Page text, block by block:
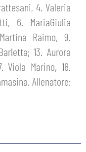
4. Valeria
6. MariaGiulia
Raimo, 9.
13. Aurora
Viola Marino, 18.
Allenatore: